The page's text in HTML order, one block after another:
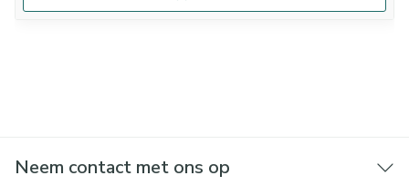
Neem contact met ons op